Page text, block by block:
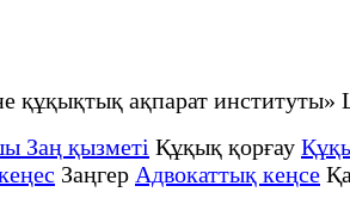
құқықтық ақпарат
Заң қызметі Құқық қорғау
Заңгер Адвокаттық кеңсе